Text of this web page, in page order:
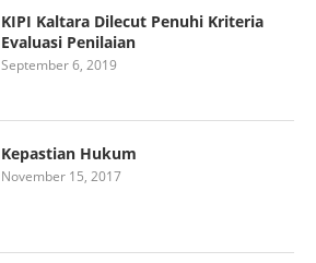
KIPI Kaltara Dilecut Penuhi Kriteria
Evaluasi Penilaian
September 6, 2019
Kepastian Hukum
November 15, 2017